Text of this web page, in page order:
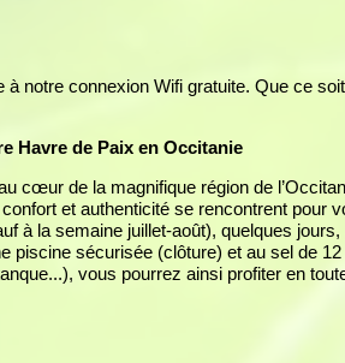
notre connexion Wifi gratuite. Que ce
Havre de Paix en Occitanie
cœur de la magnifique région de
et authenticité se rencontrent pour
à la semaine juillet-août), quelques
piscine sécurisée (clôture) et au sel de
vous pourrez ainsi profiter en